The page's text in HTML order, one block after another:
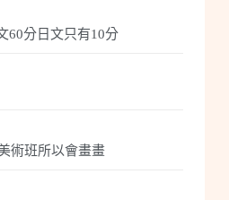
60分日文只有10分
術班所以會畫畫